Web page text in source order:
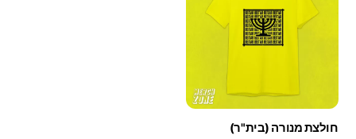
חולצת מנורה (בית"ר)